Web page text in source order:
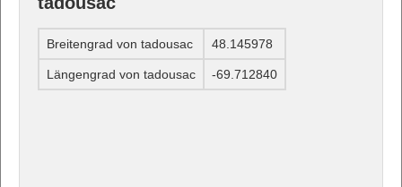
Breitengrad von tadousac 48.145978
Längengrad von tadousac -69.712840